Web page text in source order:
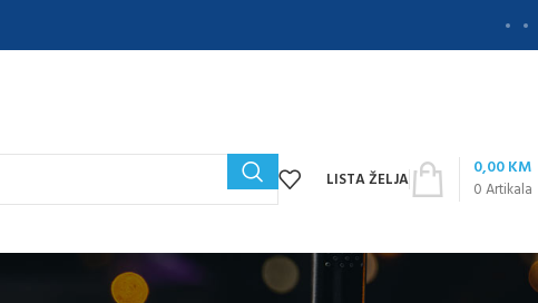
LISTA ŽELJA 0Artikala
0,00KM